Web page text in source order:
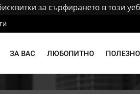
за сърфирането в този
ЗА ВАС ЛЮБОПИТНО ПОЛЕЗНО